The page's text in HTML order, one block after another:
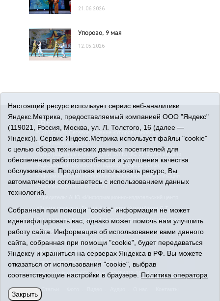
21.06.2026
Упорово, 9 мая
12.05.2026
16+
© 2015-2026 Сетевое издание «Упорово онлайн».
Политика оператора
Регистрационный номер СМИ ЭЛ № ФС 77-65734 выдано
Федеральной службой по надзору в сфере связи,
информационных технологий и массовых коммуникаций
«Знамя правды». Главный редактор Кузембаева С.Т.
Все права защищены © При использовании материалов
ссылка обязательна
Адрес редакции: 627180, Тюменская область, Упоровский
район, с. Упорово, ул. Володарского, 31
Адрес электронной почты редакции:
uporovoonline@obl72.ruТел.: 8(34541)3-16-44
Статьи
Настоящий ресурс использует сервис веб-аналитики
Яндекс.Метрика, предоставляемый компанией ООО "Яндекс"
(119021, Россия, Москва, ул. Л. Толстого, 16 (далее —
Яндекс)). Сервис Яндекс.Метрика использует файлы "cookie"
с целью сбора технических данных посетителей для
обеспечения работоспособности и улучшения качества
обслуживания. Продолжая использовать ресурс, Вы
автоматически соглашаетесь с использованием данных
технологий.
Собранная при помощи "cookie" информация не может
идентифицировать вас, однако может помочь нам улучшить
работу сайта. Информация об использовании вами данного
сайта, собранная при помощи "cookie", будет передаваться
Яндексу и храниться на серверах Яндекса в РФ. Вы можете
отказаться от использования "cookie", выбрав
соответствующие настройки в браузере. Политика оператора
Закрыть